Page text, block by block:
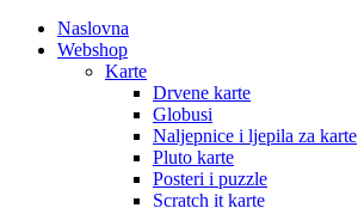
Naslovna
Webshop
Karte
Drvene karte
Globusi
Naljepnice i ljepila za karte
Pluto karte
Posteri i puzzle
Scratch it karte